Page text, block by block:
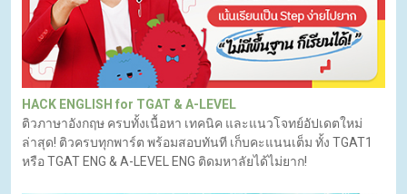
HACK ENGLISH for TGAT & A-LEVEL
ติวภาษาอังกฤษ ครบทั้งเนื้อหา เทคนิค และแนวโจทย์อัปเดตใหม่
ล่าสุด! ติวครบทุกพาร์ต พร้อมสอบทันที เก็บคะแนนเต็ม ทั้ง TGAT1
หรือ TGAT ENG & A-LEVEL ENG ติดมหาลัยได้ไม่ยาก!